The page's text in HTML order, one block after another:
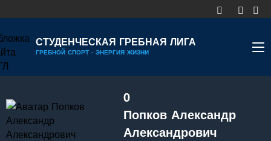
СТУДЕНЧЕСКАЯ ГРЕБНАЯ ЛИГА
ГРЕБНОЙ СПОРТ - ЭНЕРГИЯ ЖИЗНИ
КАЛЕНДАРЬ
ДИВИЗИОНЫ
0
Попков Александр
Александрович